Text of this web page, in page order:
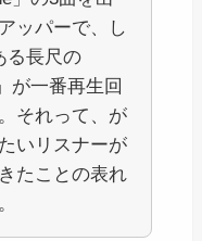
ッパーで、し
る長尺の
が一番再生回
それって、が
いリスナーが
たことの表れ